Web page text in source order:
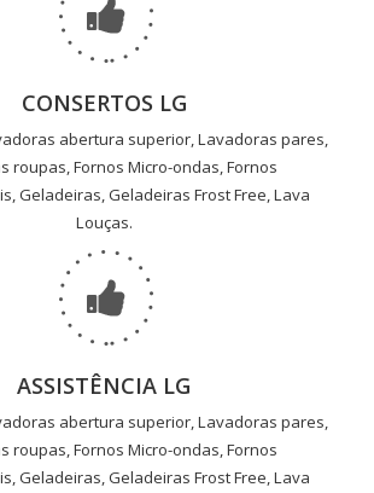
CONSERTOS LG
abertura superior, Lavadoras pares,
roupas, Fornos Micro-ondas, Fornos
Geladeiras, Geladeiras Frost Free, Lava
Louças.
ASSISTÊNCIA LG
abertura superior, Lavadoras pares,
roupas, Fornos Micro-ondas, Fornos
Geladeiras, Geladeiras Frost Free, Lava